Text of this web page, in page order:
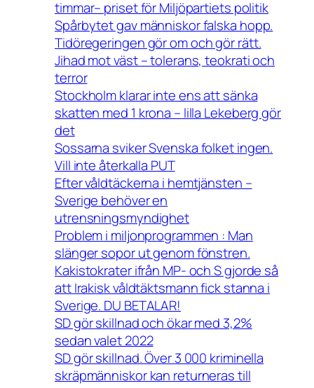
timmar– priset för Miljöpartiets politik
Spårbytet gav människor falska hopp.
Tidöregeringen gör om och gör rätt.
Jihad mot väst – tolerans, teokrati och
terror
Stockholm klarar inte ens att sänka
skatten med 1 krona – lilla Lekeberg gör
det
Sossarna sviker Svenska folket ingen.
Vill inte återkalla PUT
Efter våldtäckerna i hemtjänsten –
Sverige behöver en
utrensningsmyndighet
Problem i miljonprogrammen : Man
slänger sopor ut genom fönstren.
Kakistokrater ifrån MP- och S gjorde så
att Irakisk våldtäktsmann fick stanna i
Sverige. DU BETALAR!
SD gör skillnad och ökar med 3,2%
sedan valet 2022
SD gör skillnad. Över 3 000 kriminella
skräpmänniskor kan returneras till